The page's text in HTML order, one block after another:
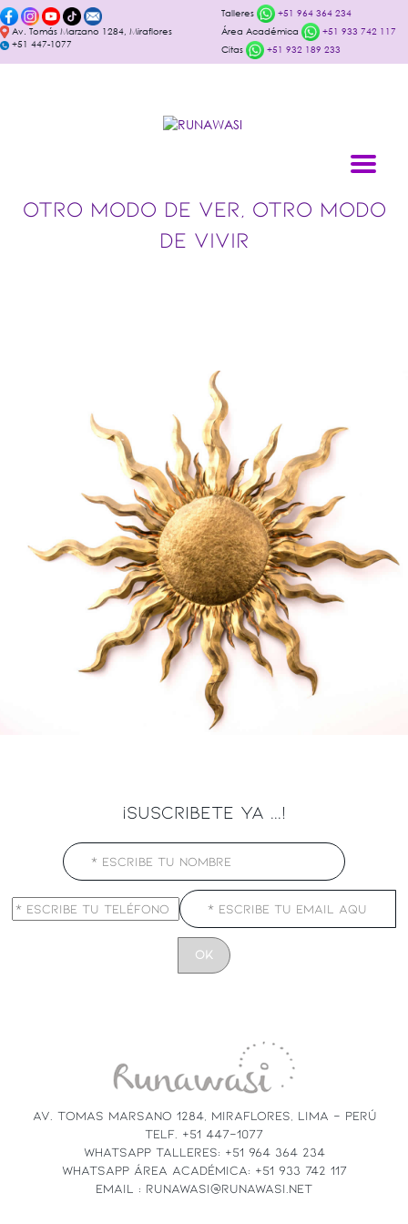
Av. Tomás Marzano 1284, Miraflores
+51 447-1077
Talleres
+51 964 364 234
Área Académica
+51 933 742 117
Citas
+51 932 189 233
OTRO MODO DE VER, OTRO MODO
DE VIVIR
¡SUSCRIBETE YA ...!
BLANK.AV. TOMAS MARSANO 1284, MIRAFLORES, LIMA - PERÚ
TELF. +51 447-1077
WHATSAPP TALLERES: +51 964 364 234
WHATSAPP ÁREA ACADÉMICA: +51 933 742 117
EMAIL : RUNAWASI@RUNAWASI.NET